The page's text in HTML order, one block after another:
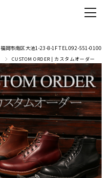
福岡市南区大池1-23-8-1F TEL 092-551-0100
CUSTOM ORDER | カスタムオーダー